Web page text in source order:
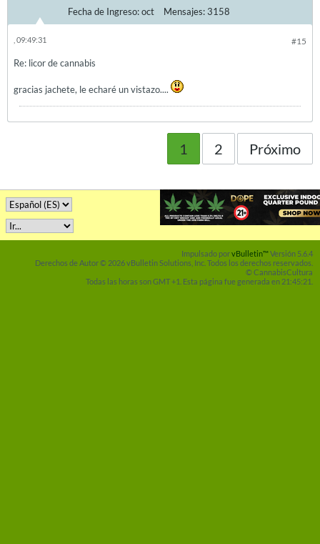
Fecha de Ingreso:oct Mensajes:3158
#15
, 09:49:31
Re: licor de cannabis
gracias jachete, le echaré un vistazo....
1 2 Próximo
Impulsado porvBulletin™Versión 5.6.4
Derechos de Autor © 2026 vBulletin Solutions, Inc. Todos los derechos reservados.
© CannabisCultura
Todas las horas son GMT +1. Esta página fue generada en 21:45:21.